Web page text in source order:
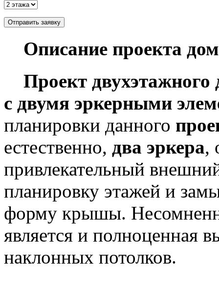
Описание проекта
Проект
с двумя эркерными
планировки данного
естественно, два эркера,
привлекательный
планировку этажей и
форму крышы.
является и полноценная
наклонных потолков.